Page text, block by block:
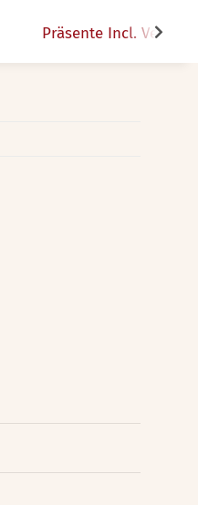
Präsente Incl. Versand